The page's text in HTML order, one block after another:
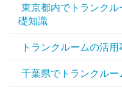
東京都内でトランク
礎知識
トランクルームの活用
千葉県でトランクルー